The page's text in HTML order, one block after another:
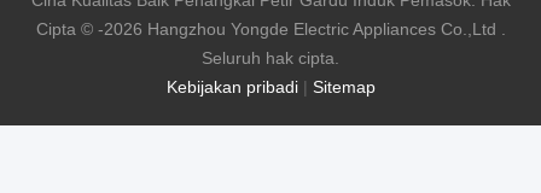
Kebijakan pribadi| Sitemap
Cipta © -2026 Hangzhou Yongde Electric Appliances Co.,Ltd .
Seluruh hak cipta.